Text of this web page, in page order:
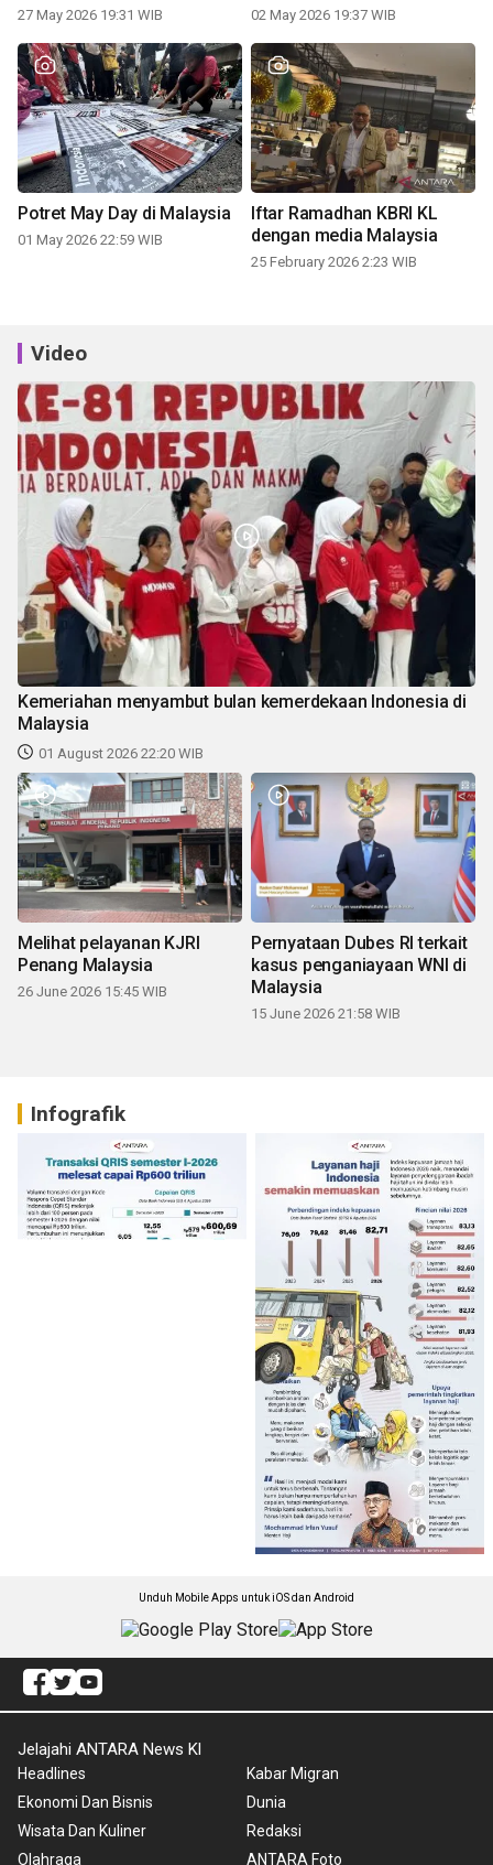
27 May 2026 19:31 WIB 02 May 2026 19:37 WIB
Potret May Day di Malaysia
01 May 2026 22:59 WIB
Iftar Ramadhan KBRI KL
dengan media Malaysia
25 February 2026 2:23 WIB
Video
Kemeriahan menyambut bulan kemerdekaan Indonesia di
Malaysia
01 August 2026 22:20 WIB
Melihat pelayanan KJRI
Penang Malaysia
26 June 2026 15:45 WIB
Pernyataan Dubes RI terkait
kasus penganiayaan WNI di
Malaysia
15 June 2026 21:58 WIB
Infografik
Unduh Mobile Apps untuk iOS dan Android
Jelajahi ANTARA News Kl
Headlines
Ekonomi Dan Bisnis
Wisata Dan Kuliner
Olahraga
Kabar Migran
Dunia
Redaksi
ANTARA Foto